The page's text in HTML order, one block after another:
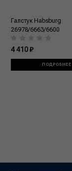
Галстук Habsburg
26978/6663/6600
4 410 ₽
ПОДРОБНЕЕ